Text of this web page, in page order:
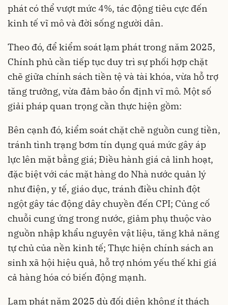
phát có thể vượt mức 4%, tác động tiêu cực đến
kinh tế vĩ mô và đời sống người dân.
Theo đó, để kiểm soát lạm phát trong năm 2025,
Chính phủ cần tiếp tục duy trì sự phối hợp chặt
chẽ giữa chính sách tiền tệ và tài khóa, vừa hỗ trợ
tăng trưởng, vừa đảm bảo ổn định vĩ mô. Một số
giải pháp quan trọng cần thực hiện gồm:
Bên cạnh đó, kiểm soát chặt chẽ nguồn cung tiền,
tránh tình trạng bơm tín dụng quá mức gây áp
lực lên mặt bằng giá; Điều hành giá cả linh hoạt,
đặc biệt với các mặt hàng do Nhà nước quản lý
như điện, y tế, giáo dục, tránh điều chỉnh đột
ngột gây tác động dây chuyền đến CPI; Củng cố
chuỗi cung ứng trong nước, giảm phụ thuộc vào
nguồn nhập khẩu nguyên vật liệu, tăng khả năng
tự chủ của nền kinh tế; Thực hiện chính sách an
sinh xã hội hiệu quả, hỗ trợ nhóm yếu thế khi giá
cả hàng hóa có biến động mạnh.
Lạm phát năm 2025 dù đối diện không ít thách